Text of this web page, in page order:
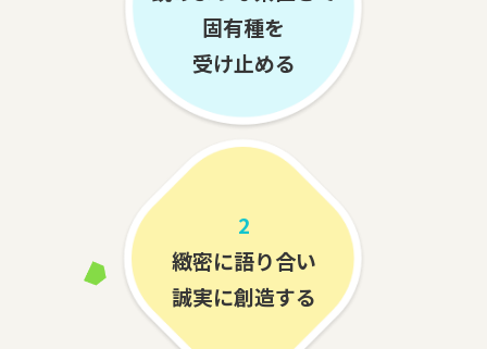
固有種を
受け止める
2
緻密に語り合い
誠実に創造する